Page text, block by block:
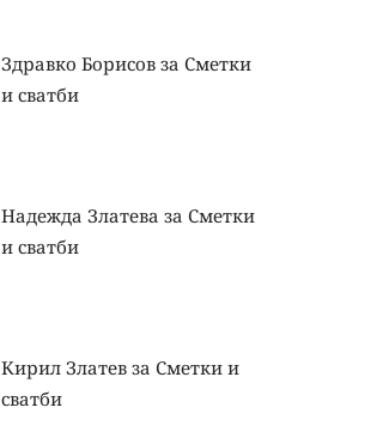
Здравко Борисовза Сметки
и сватби
Надежда Златева за Сметки
и сватби
Кирил Златевза Сметки и
сватби